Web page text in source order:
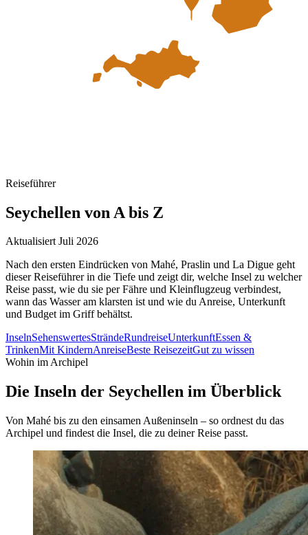
Reiseführer
Seychellen von A bis Z
Aktualisiert Juli 2026
Nach den ersten Eindrücken von Mahé, Praslin und La Digue geht
dieser Reiseführer in die Tiefe und zeigt dir, welche Insel zu welcher
Reise passt, wie du sie per Fähre und Kleinflugzeug verbindest,
wann das Wasser am klarsten ist und wie du Anreise, Unterkunft
und Budget im Griff behältst.
InselnSehenswertesSträndeRundreiseUnterkunftEssen &
TrinkenMit KindernAnreiseBeste ReisezeitGut zu wissen
Wohin im Archipel
Die Inseln der Seychellen im Überblick
Von Mahé bis zu den einsamen Außeninseln – so ordnest du das
Archipel und findest die Insel, die zu deiner Reise passt.